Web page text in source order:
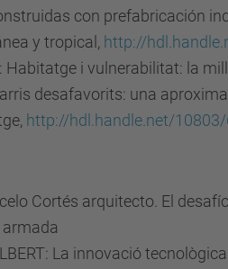
con prefabricación
y tropical, http://
Habitatge i vulnerabilitat: la
desafavorits: una
http://hdl.handle.net/
Cortés arquitecto. El
La innovació